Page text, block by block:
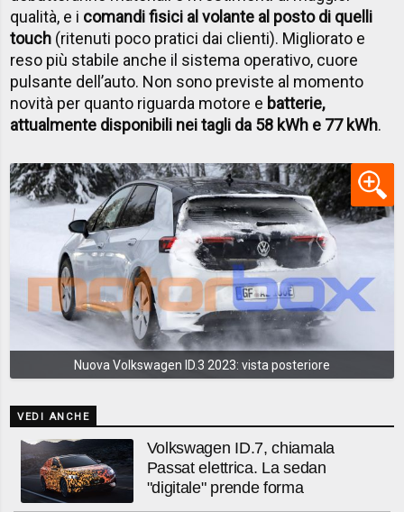
qualità, e i comandi fisici al volante al posto di quelli
touch (ritenuti poco pratici dai clienti). Migliorato e
reso più stabile anche il sistema operativo, cuore
pulsante dell’auto. Non sono previste al momento
novità per quanto riguarda motore e batterie,
attualmente disponibili nei tagli da 58 kWh e 77 kWh.
Nuova Volkswagen ID.3 2023: vista posteriore
VEDI ANCHE
Volkswagen ID.7, chiamala
Passat elettrica. La sedan
"digitale" prende forma